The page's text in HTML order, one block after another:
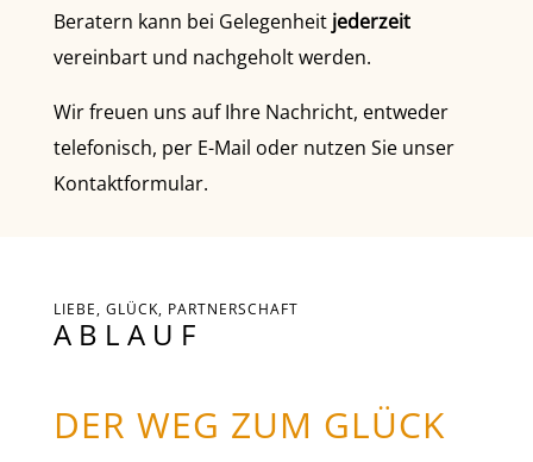
Beratern kann bei Gelegenheit jederzeit
vereinbart und nachgeholt werden.
Wir freuen uns auf Ihre Nachricht, entweder
telefonisch, per E-Mail oder nutzen Sie unser
Kontaktformular.
LIEBE, GLÜCK, PARTNERSCHAFT
ABLAUF
DER WEG ZUM GLÜCK